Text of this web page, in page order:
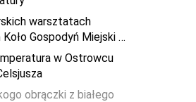
warsztatach
Gospodyń Miejski …
w Ostrowcu
obrączki z białego